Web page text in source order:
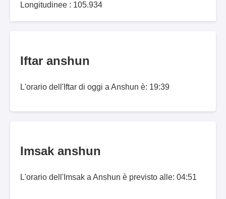
Longitudinee : 105.934
Iftar anshun
L'orario dell'Iftar di oggi a Anshun è: 19:39
Imsak anshun
L'orario dell'Imsak a Anshun è previsto alle: 04:51